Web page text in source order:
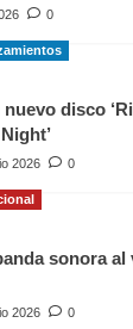
0
disco
2026 0
sonora al
2026 0